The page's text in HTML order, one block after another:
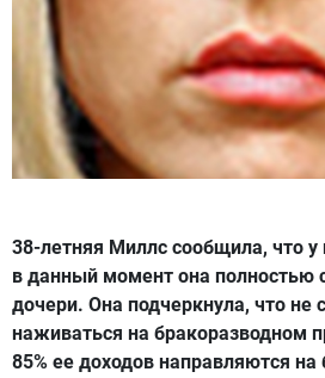
38-летняя Миллc сообщила, что у
в данный момент она полностью
дочери. Она подчеркнула, что не
наживаться на бракоразводном
85% ее доходов направляются